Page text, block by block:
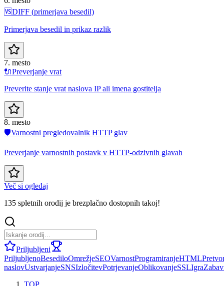
🆚DIFF (primerjava besedil)
Primerjava besedil in prikaz razlik
7. mesto
🔌Preverjanje vrat
Preverite stanje vrat naslova IP ali imena gostitelja
8. mesto
🛡️Varnostni pregledovalnik HTTP glav
Preverjanje varnostnih postavk v HTTP-odzivnih glavah
Več si ogledaj
135 spletnih orodij je brezplačno dostopnih takoj!
Priljubljeni
PriljubljenoBesediloOmrežjeSEOVarnostProgramiranjeHTML
naslovUstvarjanjeSNSIzločitevPotrjevanjeOblikovanjeSSLIgra
TOP